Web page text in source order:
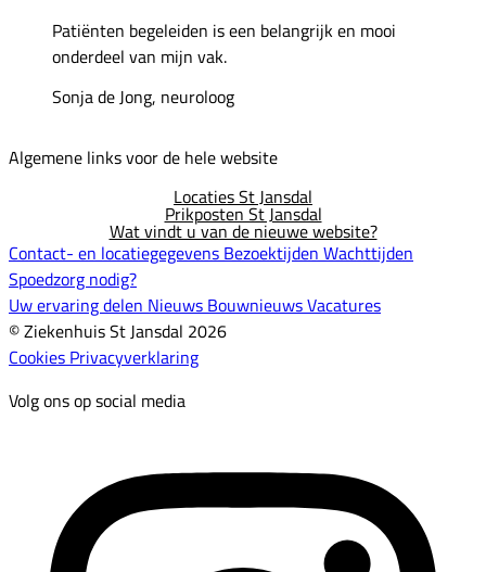
Patiënten begeleiden is een belangrijk en mooi
onderdeel van mijn vak.
Sonja de Jong, neuroloog
Algemene links voor de hele website
Locaties St Jansdal
Prikposten St Jansdal
Wat vindt u van de nieuwe website?
Contact- en locatiegegevens Bezoektijden Wachttijden
Spoedzorg nodig?
Uw ervaring delen Nieuws BouwnieuwsVacatures
© Ziekenhuis St Jansdal 2026
Cookies Privacyverklaring
Volg ons op social media